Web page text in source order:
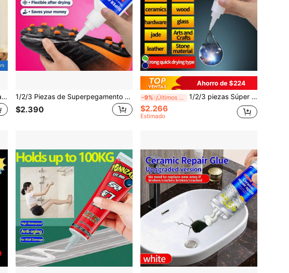
1/2 piezas Pegamento Super/Pegamento Fuerte para Madera Adhesivo Fuerte para Carpintería Adhesivo para Madera Sólida Adhesivo para Tablero de Madera Pegatina de Madera Adhesivo para Muebles de Madera Adhesivo Versátil para Reparación de Madera 1/2/3 Piezas de Superpegamento para Reparación Fuerte de Zapatos, Pegamento para Zapatos para Reparar Zapatos, Pegamento Específico para Zapatos, Pegamento Universal para Pegar Zapatos Deportivos, Zapatos de Baloncesto, Zapatos Casuales, Zapatos de Cuero, Tacones Altos, Pantuflas y Otros Zapatos, Superpegamento
$2.390
Ahorro de $224
-9% ¡Últimos 2 días 1/2/3 piezas Súper Pegamento/Pegamento de secado rápido/Multiusos, para unir hierro, metal, vidrio, cerámica, piedra, plástico, madera, goma y neumáticos - Adhesivo de soldadura fuerte multiusos
$2.266
Estimado